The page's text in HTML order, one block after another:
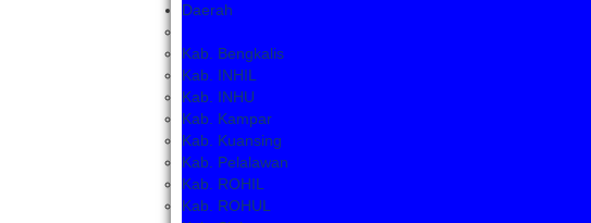
Daerah
Kab. Bengkalis
Kab. INHIL
Kab. INHU
Kab. Kampar
Kab. Kuansing
Kab. Pelalawan
Kab. ROHIL
Kab. ROHUL